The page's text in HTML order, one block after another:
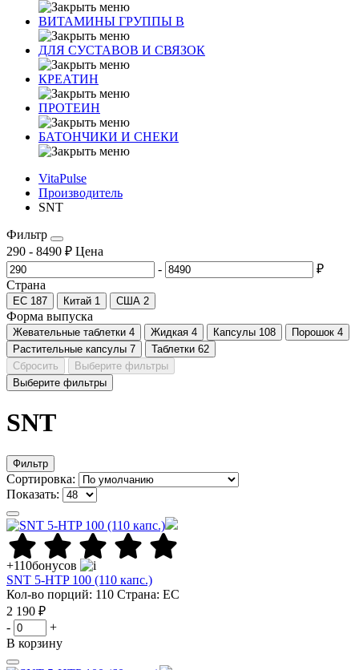
ВИТАМИНЫ ГРУППЫ В
ДЛЯ СУСТАВОВ И СВЯЗОК
КРЕАТИН
ПРОТЕИН
БАТОНЧИКИ И СНЕКИ
VitaPulse
Производитель
SNT
Фильтр
290 - 8490 ₽ Цена
-
₽
Страна
ЕС 187 Китай 1 США 2
Форма выпуска
Жевательные таблетки 4 Жидкая 4 Капсулы 108 Порошок 4
Растительные капсулы 7 Таблетки 62
Сбросить
Выберите фильтры
Выберите фильтры
SNT
Фильтр
Сортировка:
Показать:
+110бонусов
SNT 5-HTP 100 (110 капс.)
Кол-во порций: 110 Страна: ЕС
2 190 ₽
-
+
В корзину